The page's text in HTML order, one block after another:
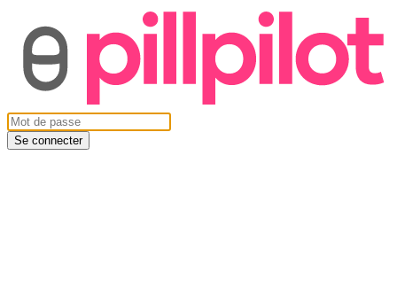
Se connecter